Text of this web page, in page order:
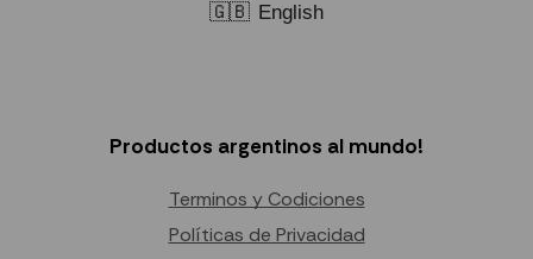
🇬🇧 English
Productos argentinos al mundo!
Terminos y Codiciones
Políticas de Privacidad